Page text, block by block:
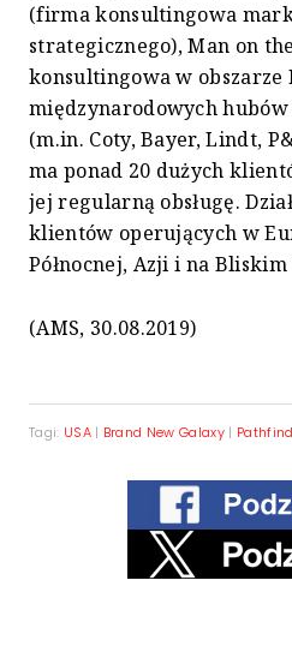
(firma konsultingowa
strategicznego), Man on
konsultingowa w obszarze
międzynarodowych
(m.in. Coty, Bayer, Lindt,
ma ponad 20 dużych
jej regularną obsługę.
klientów operujących w
Północnej, Azji i na Bliskim
(AMS, 30.08.2019)
Tagi: USA | Brand New Galaxy|